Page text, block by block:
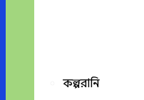
কল্পরানি